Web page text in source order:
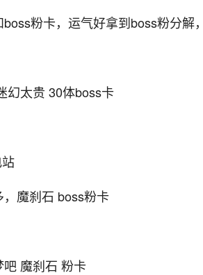
粉卡，运气好拿到boss粉分解
幻太贵 30体boss卡
魔刹石 boss粉卡
魔刹石 粉卡